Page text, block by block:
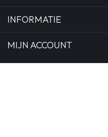
INFORMATIE
MIJN ACCOUNT